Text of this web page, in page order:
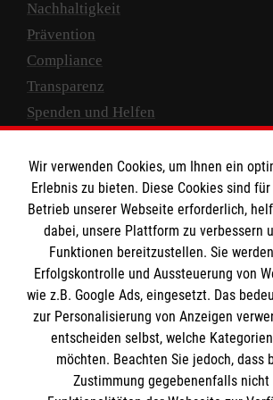
Rose 30b
Telefon 04502 8610-0
Malteserstift St.
Malteserstift St. Adalbert
Kamenzer Straße 32
Telefon 035725 78-0
Malteserstift St. Elisabeth
Rudelsweiherstraße 11a
91054 Erlangen
Telefon 09131 8285-0
Malteserstift St. Benedikt
Bakenfelderweg 1a
59387 Ascheberg-Herbern
Telefon 02599 919-0
Nachhaltigkeit
Prävention
Compliance
Transparenz
Spenden und Helfen
Empfänger: Malteser Hilfsdienst e.V.
IBAN: DE10 3706 0120 1201 2000 12
BIC: GENODED 1PA7
Wir verwenden Cookies, um Ihnen ein
Erlebnis zu bieten. Diese Cookies sind
Betrieb unserer Webseite erforderlich,
dabei, unsere Plattform zu verbessern
Funktionen bereitzustellen. Sie
Erfolgskontrolle und Aussteuerung von
wie z.B. Google Ads, eingesetzt. Das
zur Personalisierung von Anzeigen
entscheiden selbst, welche
möchten. Beachten Sie jedoch, dass
Zustimmung gegebenenfalls nicht